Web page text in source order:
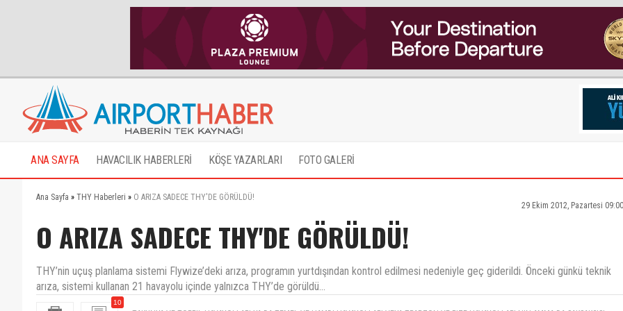
ANA SAYFA HAVACILIK HABERLERİ KÖŞE YAZARLARI FOTO GALERİ
Ana Sayfa » THY Haberleri » O ARIZA SADECE THY'DE GÖRÜLDÜ!
29 Ekim 2012, Pazartesi
O ARIZA SADECE THY'DE GÖRÜLDÜ!
THY’nin uçuş planlama sistemi Flywize’deki arıza, programın yurtdışından kontrol edilmesi nedeniyle geç giderildi. Önceki günkü teknik
arıza, sistemi kullanan 21 havayolu içinde yalnızca THY’de görüldü...
10